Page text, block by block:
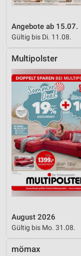
Angebote ab 15.07.
Gültig bis Di. 11.08.
Multipolster
August 2026
Gültig bis Mo. 31.08.
mömax